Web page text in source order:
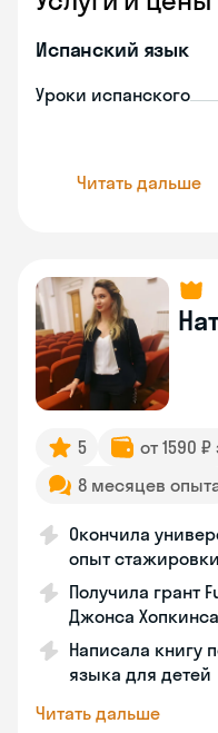
Испанский язык
Уроки испанского
Читать дальше
5
от 1590
8 месяцев
Окончила
опыт
Получила грант
Джонса Хопкинса
Написала книгу
языка для детей
Читать дальше